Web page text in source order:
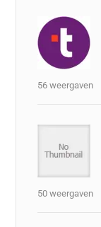
56 weergaven
50 weergaven